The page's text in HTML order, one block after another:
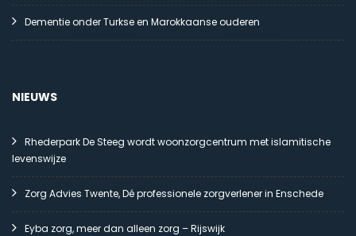
Dementie onder Turkse en Marokkaanse ouderen
NIEUWS
Rhederpark De Steeg wordt woonzorgcentrum met islamitische
levenswijze
Zorg Advies Twente, Dé professionele zorgverlener in Enschede
Eyba zorg, meer dan alleen zorg – Rijswijk